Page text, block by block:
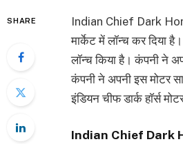
SHARE
Indian Chief Dark
मार्केट में लॉन्च कर दिया
लॉन्च किया है। कंपनी ने
कंपनी ने अपनी इस मोटर
इंडियन चीफ डार्क हाॅर्स
Indian Chief Dark